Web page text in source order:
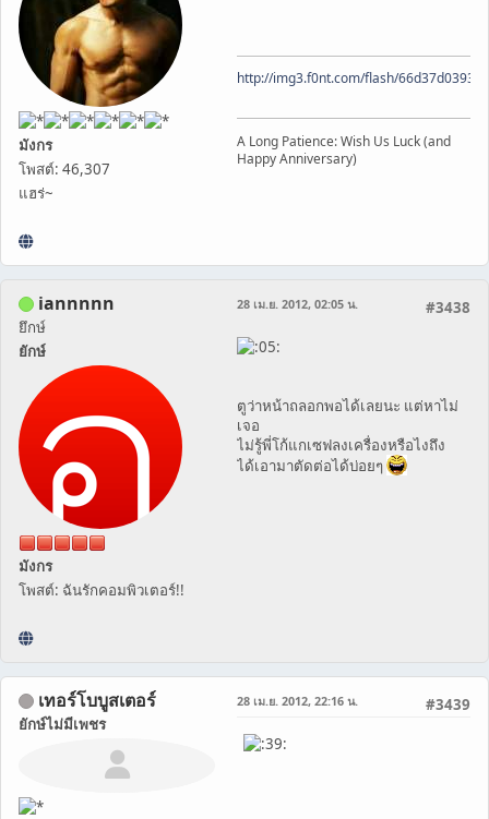
มังกร
โพสต์: 46,307
แฮร่~
http://img3.f0nt.com/flash/
A Long Patience: Wish Us Luck (and
Happy Anniversary)
iannnnn
ยึกษ์
ยักษ์
มังกร
โพสต์: ฉันรักคอมพิวเตอร์!!
#3438
28 เม.ย. 2012, 02:05 น.
ตูว่าหน้าถลอกพอได้เลยนะ แต่หาไม่
เจอ
ไม่รู้พี่โก้แกเซฟลงเครื่องหรือไงถึง
ได้เอามาตัดต่อได้บ่อยๆ
เทอร์โบบูสเตอร์
ยักษ์ไม่มีเพชร
#3439
28 เม.ย. 2012, 22:16 น.